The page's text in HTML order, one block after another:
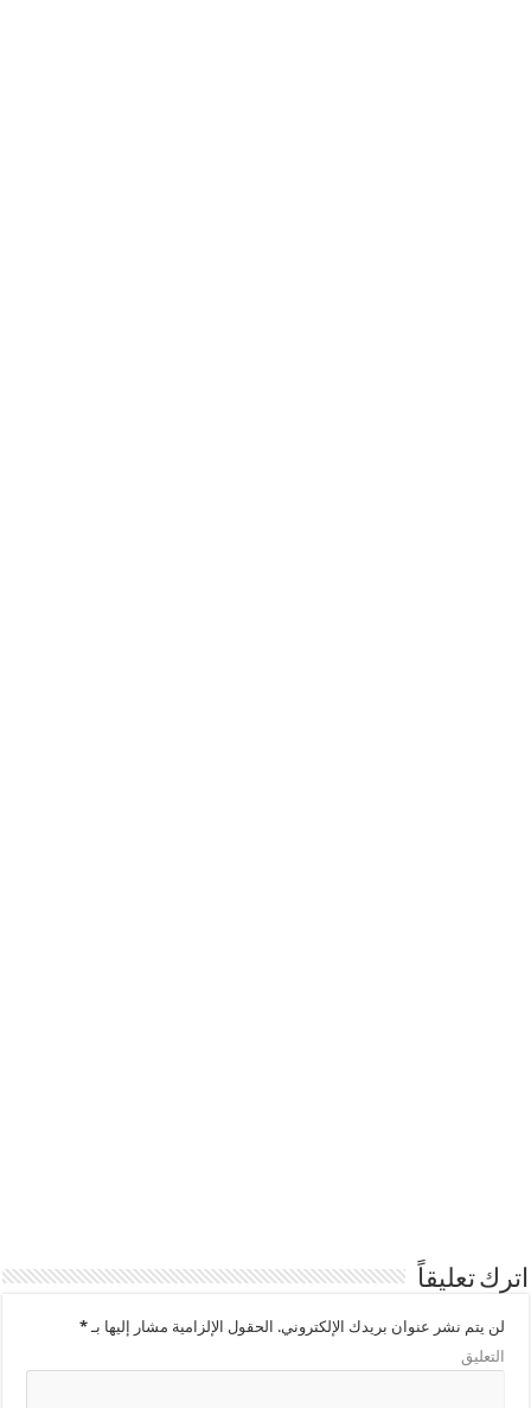
اترك تعليقاً
لن يتم نشر عنوان بريدك الإلكتروني. الحقول الإلزامية مشار إليها بـ*
التعليق